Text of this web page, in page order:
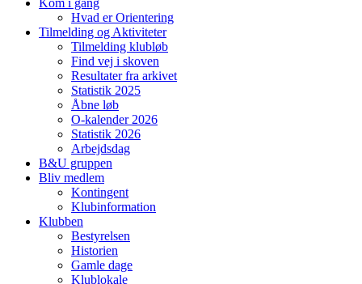
Kom i gang
Hvad er Orientering
Tilmelding og Aktiviteter
Tilmelding klubløb
Find vej i skoven
Resultater fra arkivet
Statistik 2025
Åbne løb
O-kalender 2026
Statistik 2026
Arbejdsdag
B&U gruppen
Bliv medlem
Kontingent
Klubinformation
Klubben
Bestyrelsen
Historien
Gamle dage
Klublokale